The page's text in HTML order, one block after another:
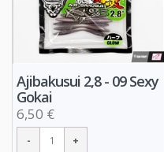
Ajibakusui 2,8 - 09 Sexy
Gokai
6,50 €